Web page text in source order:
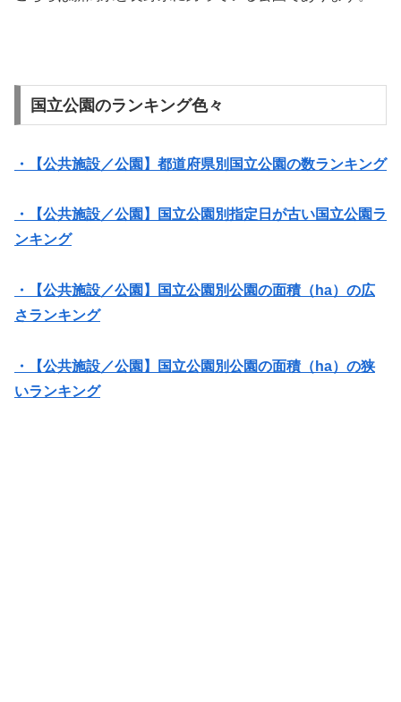
国立公園のランキング色々
・【公共施設／公園】都道府県別国立公園の数ランキング
・【公共施設／公園】国立公園別指定日が古い国立公園ラ
ンキング
・【公共施設／公園】国立公園別公園の面積（ha）の広
さランキング
・【公共施設／公園】国立公園別公園の面積（ha）の狭
いランキング